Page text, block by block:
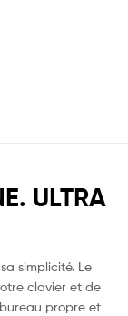
ULTRA
simplicité. Le
clavier et de
propre et